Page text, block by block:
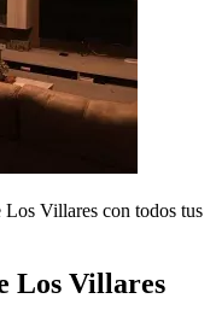
Los Villares con todos tus
Los Villares